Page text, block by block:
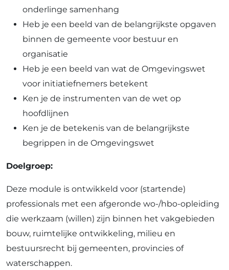
onderlinge samenhang
Heb je een beeld van de belangrijkste opgaven
binnen de gemeente voor bestuur en
organisatie
Heb je een beeld van wat de Omgevingswet
voor initiatiefnemers betekent
Ken je de instrumenten van de wet op
hoofdlijnen
Ken je de betekenis van de belangrijkste
begrippen in de Omgevingswet
Doelgroep:
Deze module is ontwikkeld voor (startende)
professionals met een afgeronde wo-/hbo-opleiding
die werkzaam (willen) zijn binnen het vakgebieden
bouw, ruimtelijke ontwikkeling, milieu en
bestuursrecht bij gemeenten, provincies of
waterschappen.